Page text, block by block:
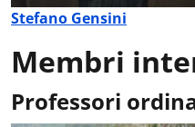
Stefano Gensini
Membri
Professori